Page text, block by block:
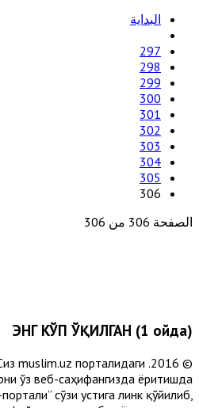
البداية
297
298
299
300
301
302
303
304
305
306
الصفحة 306 من 306
ЭНГ КЎП ЎҚИЛГАН (1 ойда)
muslim.uz порталидаги
ўз веб-саҳифангизда ёритишда
сўзи устига линк қўйилиб,